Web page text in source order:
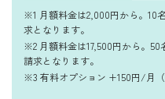
※1 月額料金は2,000円から。10
求となります。
※2 月額料金は17,500円から。
請求となります。
※3 有料オプション +150円/月（